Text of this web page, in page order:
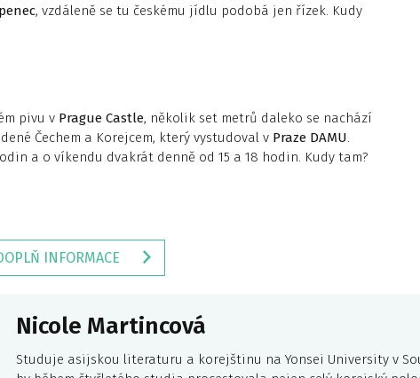
, vzdáleně se tu českému jídlu podobá jen řízek. Kudy
pivu v Prague Castle, několik set metrů daleko se nachází
Čechem a Korejcem, který vystudoval v Praze DAMU.
a o víkendu dvakrát denně od 15 a 18 hodin. Kudy tam?
INFORMACE
Nicole Martincová
Studuje asijskou literaturu a korejštinu na Yonsei University v